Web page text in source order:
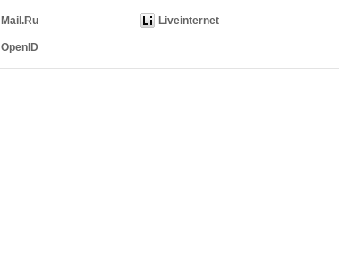
Mail.Ru Liveinternet
OpenID